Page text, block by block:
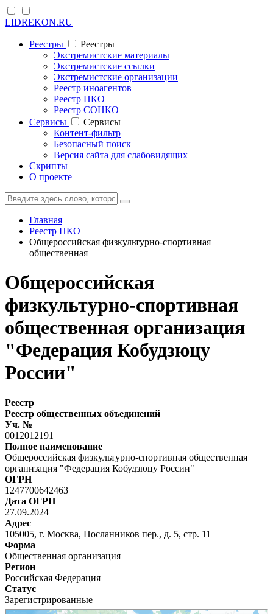
LIDREKON.RU
Реестры
Реестры
Экстремистские материалы
Экстремистские ссылки
Экстремистские организации
Реестр иноагентов
Реестр НКО
Реестр СОНКО
Cервисы
Cервисы
Контент-фильтр
Безопасный поиск
Версия сайта для слабовидящих
Скрипты
О проекте
Главная
Реестр НКО
Общероссийская физкультурно-спортивная
общественная
Общероссийская
физкультурно-спортивная
общественная организация
"Федерация Кобудзюцу
России"
Реестр
Реестр общественных объединений
Уч. №
0012012191
Полное наименование
Общероссийская физкультурно-спортивная общественная
организация "Федерация Кобудзюцу России"
ОГРН
1247700642463
Дата ОГРН
27.09.2024
Адрес
105005, г. Москва, Посланников пер., д. 5, стр. 11
Форма
Общественная организация
Регион
Российская Федерация
Статус
Зарегистрированные